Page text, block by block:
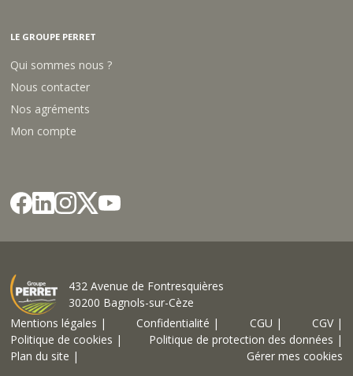
LE GROUPE PERRET
Qui sommes nous ?
Nous contacter
Nos agréments
Mon compte
432 Avenue de Fontresquières
30200 Bagnols-sur-Cèze
Mentions légales |
Confidentialité | CGU |
CGV |
Politique de cookies |
Politique de protection des données |
Plan du site |
Gérer mes cookies